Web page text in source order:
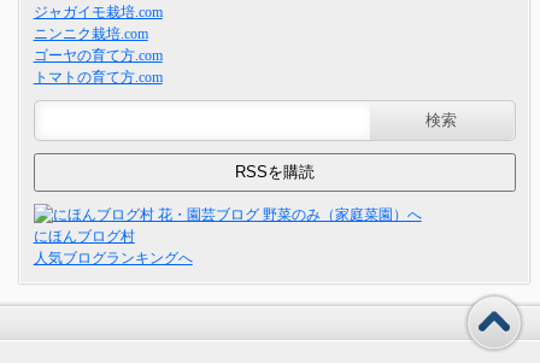
ジャガイモ栽培.com
ニンニク栽培.com
ゴーヤの育て方.com
トマトの育て方.com
にほんブログ村
人気ブログランキングへ